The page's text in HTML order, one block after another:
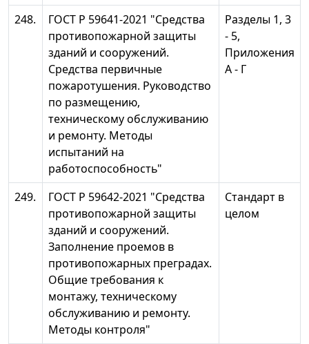
248.
ГОСТ Р 59641-2021 "Средства
противопожарной защиты
зданий и сооружений.
Средства первичные
пожаротушения. Руководство
по размещению,
техническому обслуживанию
и ремонту. Методы
испытаний на
работоспособность"
Разделы 1, 3
- 5,
Приложения
А - Г
249.
ГОСТ Р 59642-2021 "Средства
противопожарной защиты
зданий и сооружений.
Заполнение проемов в
противопожарных преградах.
Общие требования к
монтажу, техническому
обслуживанию и ремонту.
Методы контроля"
Стандарт в
целом